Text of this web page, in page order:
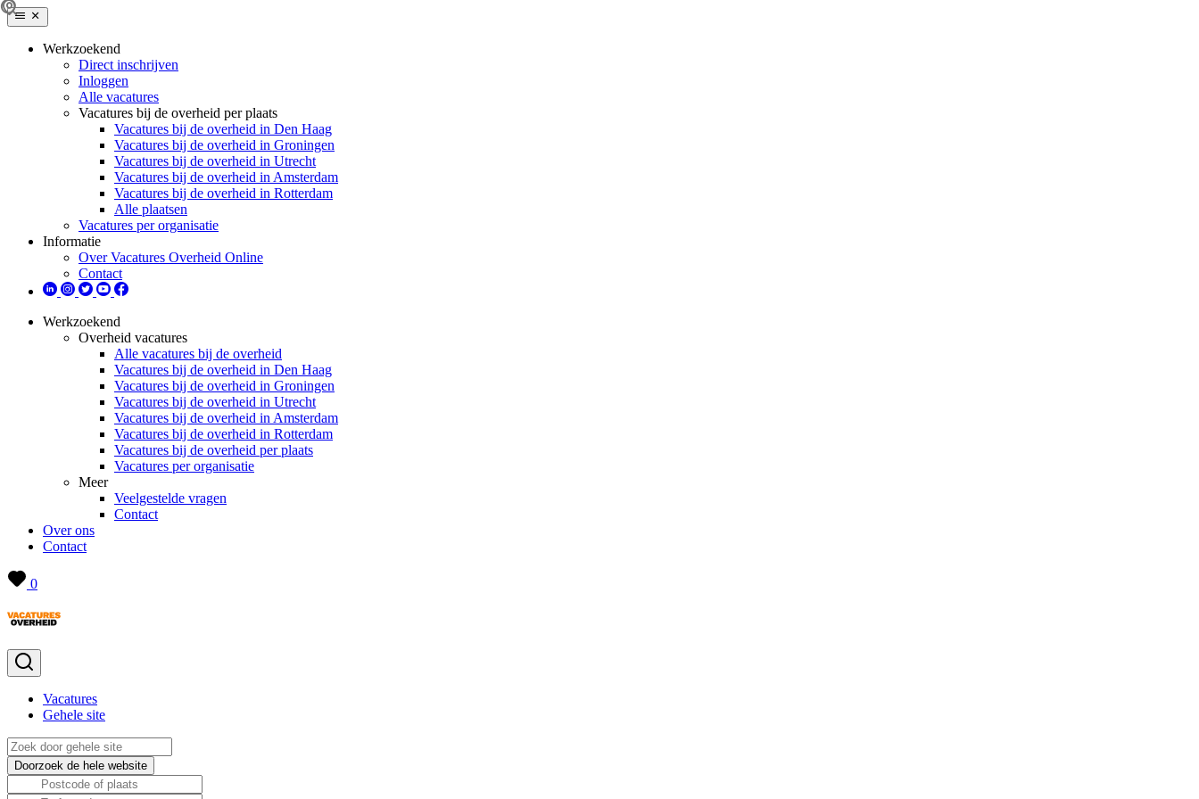
Werkzoekend
Direct inschrijven
Inloggen
Alle vacatures
Vacatures bij de overheid per plaats
Vacatures bij de overheid in Den Haag
Vacatures bij de overheid in Groningen
Vacatures bij de overheid in Utrecht
Vacatures bij de overheid in Amsterdam
Vacatures bij de overheid in Rotterdam
Alle plaatsen
Vacatures per organisatie
Informatie
Over Vacatures Overheid Online
Contact
Werkzoekend
Overheid vacatures
Alle vacatures bij de overheid
Vacatures bij de overheid in Den Haag
Vacatures bij de overheid in Groningen
Vacatures bij de overheid in Utrecht
Vacatures bij de overheid in Amsterdam
Vacatures bij de overheid in Rotterdam
Vacatures bij de overheid per plaats
Vacatures per organisatie
Meer
Veelgestelde vragen
Contact
Over ons
Contact
0
Vacatures
Gehele site